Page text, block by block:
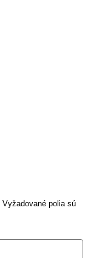
Vyžadované polia sú